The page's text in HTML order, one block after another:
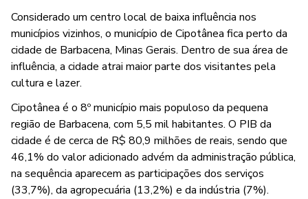
Considerado um centro local de baixa influência nos
municípios vizinhos, o município de Cipotânea fica perto da
cidade de Barbacena, Minas Gerais. Dentro de sua área de
influência, a cidade atrai maior parte dos visitantes pela
cultura e lazer.
Cipotânea é o 8º município mais populoso da pequena
região de Barbacena, com 5,5 mil habitantes. O PIB da
cidade é de cerca de R$ 80,9 milhões de reais, sendo que
46,1% do valor adicionado advém da administração pública,
na sequência aparecem as participações dos serviços
(33,7%), da agropecuária (13,2%) e da indústria (7%).